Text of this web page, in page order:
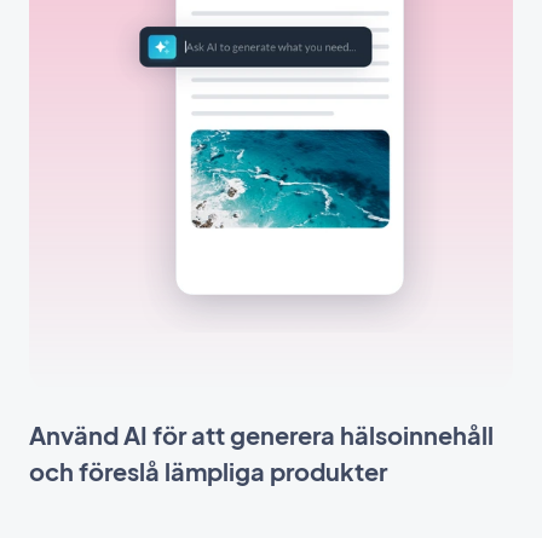
Använd AI för att generera hälsoinnehåll
och föreslå lämpliga produkter